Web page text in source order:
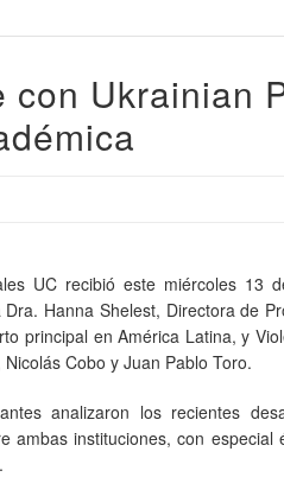
con Ukrainian
UC recibió este miércoles 13
Hanna Shelest, Directora de
principal en América Latina, y
Cobo y Juan Pablo Toro.
analizaron los recientes
ambas instituciones, con